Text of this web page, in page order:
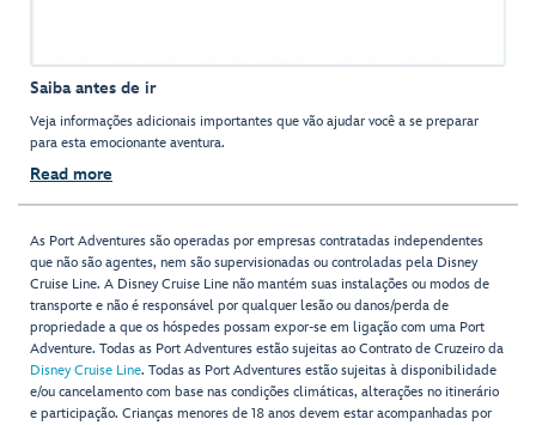
Saiba antes de ir
Veja informações adicionais importantes que vão ajudar você a se preparar
para esta emocionante aventura.
Read more
As Port Adventures são operadas por empresas contratadas independentes
que não são agentes, nem são supervisionadas ou controladas pela Disney
Cruise Line. A Disney Cruise Line não mantém suas instalações ou modos de
transporte e não é responsável por qualquer lesão ou danos/perda de
propriedade a que os hóspedes possam expor-se em ligação com uma Port
Adventure. Todas as Port Adventures estão sujeitas ao Contrato de Cruzeiro da
Disney Cruise Line. Todas as Port Adventures estão sujeitas à disponibilidade
e/ou cancelamento com base nas condições climáticas, alterações no itinerário
e participação. Crianças menores de 18 anos devem estar acompanhadas por